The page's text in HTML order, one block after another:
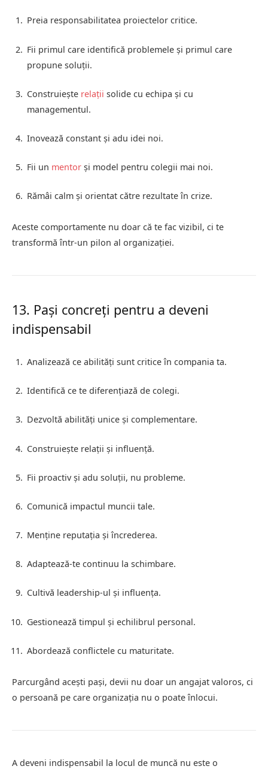
Preia responsabilitatea proiectelor critice.
Fii primul care identifică problemele și primul care
propune soluții.
Construiește relații solide cu echipa și cu
managementul.
Inovează constant și adu idei noi.
Fii un mentor și model pentru colegii mai noi.
Rămâi calm și orientat către rezultate în crize.
Aceste comportamente nu doar că te fac vizibil, ci te
transformă într-un pilon al organizației.
13. Pași concreți pentru a deveni
indispensabil
Analizează ce abilități sunt critice în compania ta.
Identifică ce te diferențiază de colegi.
Dezvoltă abilități unice și complementare.
Construiește relații și influență.
Fii proactiv și adu soluții, nu probleme.
Comunică impactul muncii tale.
Menține reputația și încrederea.
Adaptează-te continuu la schimbare.
Cultivă leadership-ul și influența.
Gestionează timpul și echilibrul personal.
Abordează conflictele cu maturitate.
Parcurgând acești pași, devii nu doar un angajat valoros, ci
o persoană pe care organizația nu o poate înlocui.
A deveni indispensabil la locul de muncă nu este o